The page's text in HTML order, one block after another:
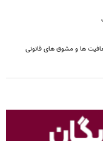
ها و مشوق های قانونی